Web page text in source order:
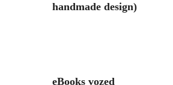
handmade design)
eBooks vozed